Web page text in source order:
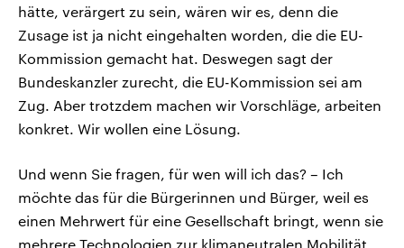
hätte, verärgert zu sein, wären wir es, denn die
Zusage ist ja nicht eingehalten worden, die die EU-
Kommission gemacht hat. Deswegen sagt der
Bundeskanzler zurecht, die EU-Kommission sei am
Zug. Aber trotzdem machen wir Vorschläge, arbeiten
konkret. Wir wollen eine Lösung.
Und wenn Sie fragen, für wen will ich das? – Ich
möchte das für die Bürgerinnen und Bürger, weil es
einen Mehrwert für eine Gesellschaft bringt, wenn sie
mehrere Technologien zur klimaneutralen Mobilität